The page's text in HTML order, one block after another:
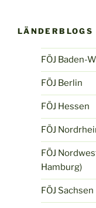
LÄNDERBLOGS
FÖJ Baden-
FÖJ Berlin
FÖJ Hessen
FÖJ
FÖJ
Hamburg)
FÖJ Sachsen